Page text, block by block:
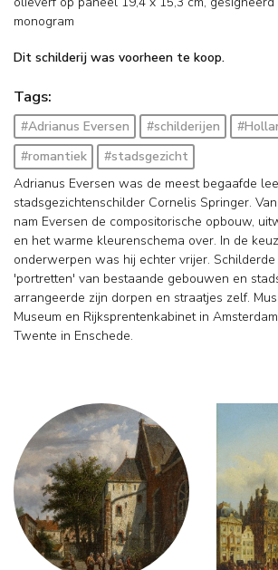
monogram
Dit schilderij was voorheen te koop.
Tags:
#Adrianus Eversen #schilderijen
#romantiek
#stadsgezicht
Adrianus Eversen was de meest begaafde
stadsgezichtenschilder Cornelis Springer.
nam Eversen de compositorische opbouw,
en het warme kleurenschema over. In de keuze van zijn
onderwerpen was hij echter vrijer.
'portretten' van bestaande gebouwen en
arrangeerde zijn dorpen en straatjes zelf. Musea: Stedelijk
Museum en Rijksprentenkabinet in
Twente in Enschede.